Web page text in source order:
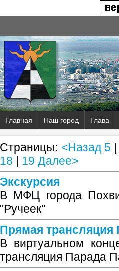
Главная Наш город Глава
Страницы: <Назад 5 |
18 | 19 Далее>
Экскурсия
В МФЦ города
"Ручеек"
Прямая трансляция
В виртуальном
трансляция Парада